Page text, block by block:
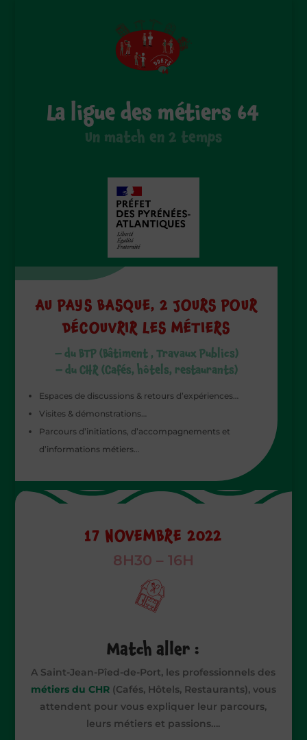
La ligue des métiers 64
Un match en 2 temps
AU PAYS BASQUE, 2 JOURS POUR
DÉCOUVRIR LES MÉTIERS
– du BTP (Bâtiment , Travaux Publics)
– du CHR (Cafés, hôtels, restaurants)
Espaces de discussions & retours d’expériences…
Visites & démonstrations…
Parcours d’initiations, d’accompagnements et
d’informations métiers…
17 NOVEMBRE 2022
8H30 – 16H
Match aller :
A Saint-Jean-Pîed-de-Port, les professionnels des
métiers du CHR(Cafés, Hôtels, Restaurants), vous
attendent pour vous expliquer leur parcours,
leurs métiers et passions….